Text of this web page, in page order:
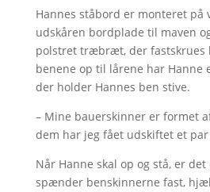
Hannes ståbord er monteret på
udskåren bordplade til maven
polstret træbræt, der fastskrues
benene op til lårene har Hanne
der holder Hannes ben stive.
– Mine bauerskinner er formet
dem har jeg fået udskiftet et par
Når Hanne skal op og stå, er
spænder benskinnerne fast,